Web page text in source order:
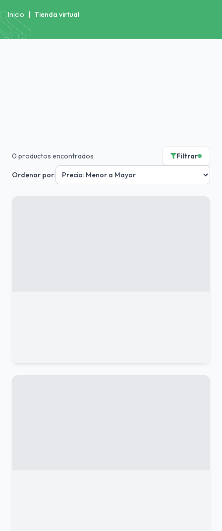
Inicio | Tienda virtual
0 productos encontrados Filtrar
Ordenar por: